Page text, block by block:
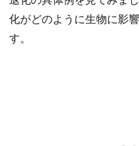
化がどのように生物に影
す。